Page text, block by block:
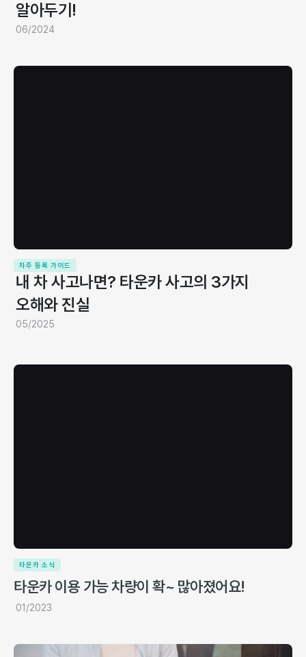
알아두기!
06/2024
차주 등록 가이드
내 차 사고나면? 타운카 사고의 3가지
오해와 진실
05/2025
타운카 소식
타운카 이용 가능 차량이 확~ 많아졌어요!
01/2023